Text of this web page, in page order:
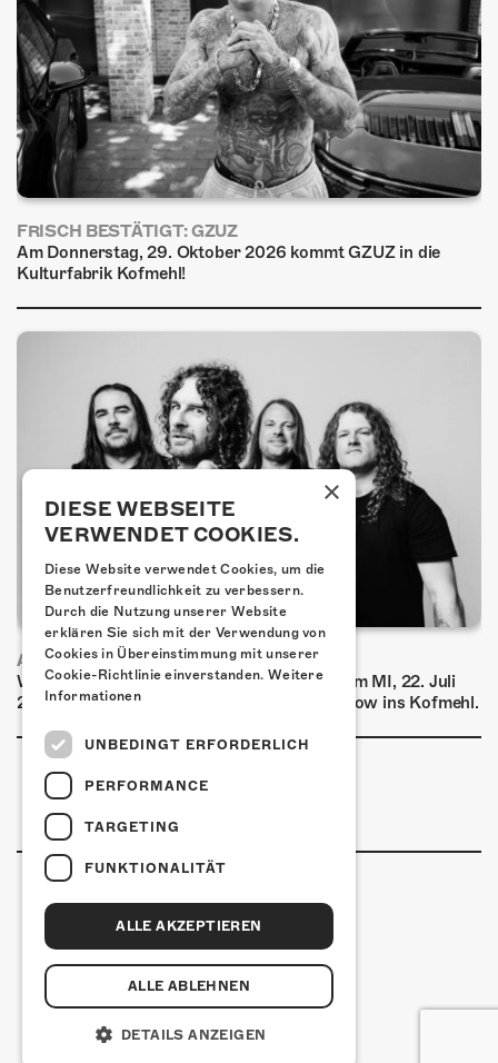
FRISCH BESTÄTIGT: GZUZ
Am Donnerstag, 29. Oktober 2026 kommt GZUZ in die
Kulturfabrik Kofmehl!
AIRBOURNE - SPECIAL SUMMER SHOW
Wow, das ist ein Ding! Airbourne kommen am MI, 22. Juli
2026 für eine exklusive Special Summer Show ins Kofmehl.
Kulturfabrik Kofmehl
Kofmehlweg 1
+41 32 621 20 60
×
DIESE WEBSEITE
VERWENDET COOKIES.
Diese Website verwendet Cookies, um die
Benutzerfreundlichkeit zu verbessern.
Durch die Nutzung unserer Website
erklären Sie sich mit der Verwendung von
Cookies in Übereinstimmung mit unserer
Cookie-Richtlinie einverstanden. Weitere
Informationen
UNBEDINGT ERFORDERLICH
PERFORMANCE
TARGETING
FUNKTIONALITÄT
ALLE AKZEPTIEREN
ALLE ABLEHNEN
DETAILS ANZEIGEN